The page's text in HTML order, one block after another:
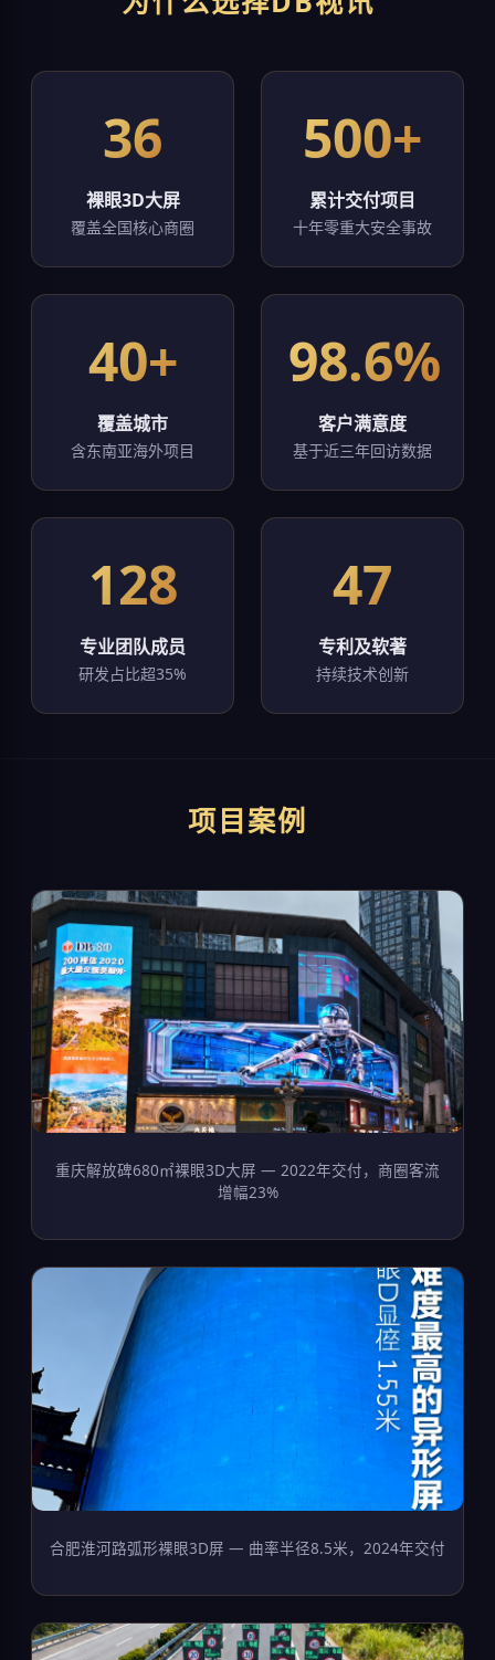
36
裸眼3D大屏
覆盖全国核心商圈
500+
累计交付项目
十年零重大安全事故
40+
覆盖城市
含东南亚海外项目
98.6%
客户满意度
基于近三年回访数据
128
专业团队成员
研发占比超35%
47
专利及软著
持续技术创新
项目案例
重庆解放碑680㎡裸眼3D大屏 — 2022年交付，商圈客流
增幅23%
合肥淮河路弧形裸眼3D屏 — 曲率半径8.5米，2024年交付